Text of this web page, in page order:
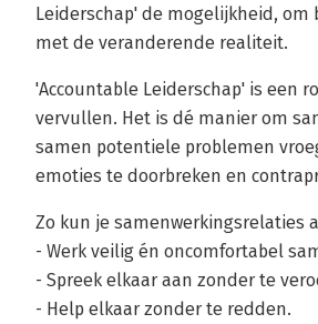
Leiderschap' de mogelijkheid,
met de veranderende realiteit.
'Accountable Leiderschap' is een
vervullen. Het is dé manier om
samen potentiele problemen
emoties te doorbreken en
Zo kun je samenwerkingsrelaties
- Werk veilig én oncomfortabel
- Spreek elkaar aan zonder te
- Help elkaar zonder te redden.